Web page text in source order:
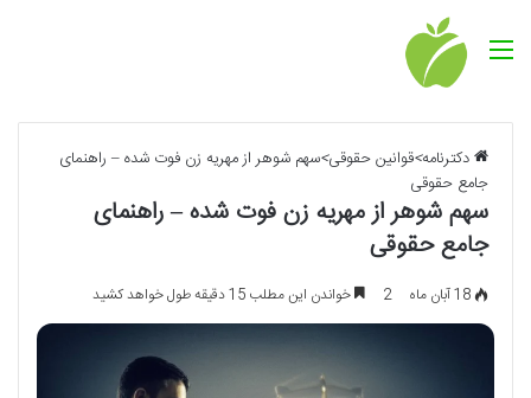
منو
دکترنامه>قوانین حقوقی>سهم شوهر از مهریه زن فوت شده – راهنمای
جامع حقوقی
سهم شوهر از مهریه زن فوت شده – راهنمای
جامع حقوقی
18 آبان ماه 2 خواندن این مطلب 15 دقیقه طول خواهد کشید